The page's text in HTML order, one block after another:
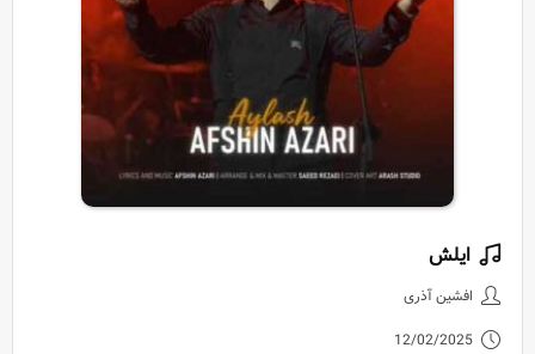
دانلود آهنگ جدید افشین آذری
ایلش
افشین آذری
12/02/2025